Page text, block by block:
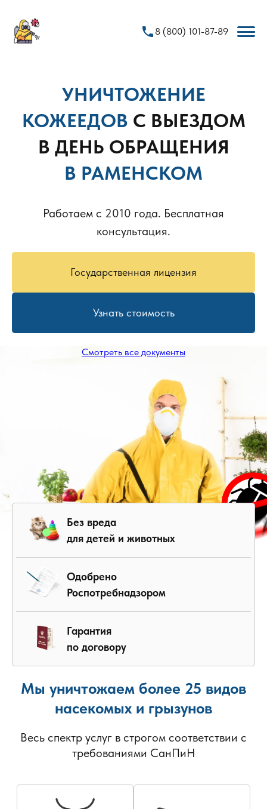
phone 8 (800) 101-87-89
УНИЧТОЖЕНИЕ
КОЖЕЕДОВ С ВЫЕЗДОМ
В ДЕНЬ ОБРАЩЕНИЯ
В РАМЕНСКОМ
Работаем с 2010 года. Бесплатная
консультация.
Государственная лицензия
Узнать стоимость
Смотреть все документы
Без вреда
для детей и животных
Одобрено
Роспотребнадзором
Гарантия
по договору
Мы уничтожаем более 25 видов
насекомых и грызунов
Весь спектр услуг в строгом соответствии с
требованиями СанПиН